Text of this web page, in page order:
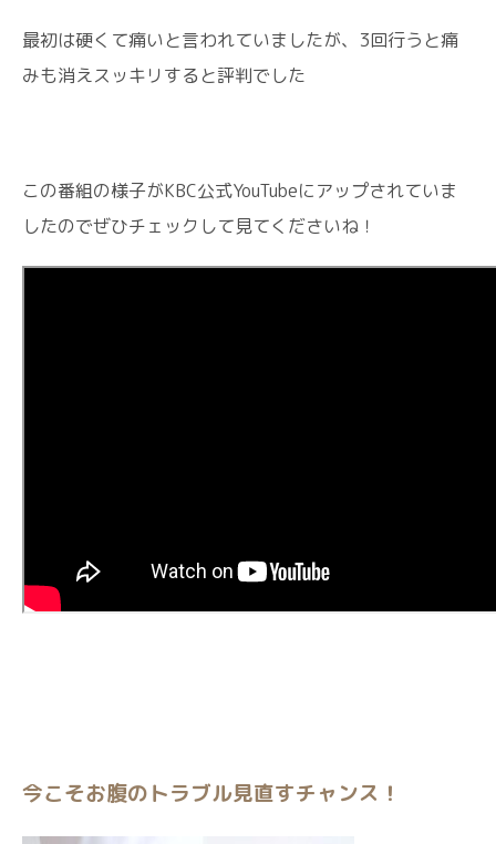
最初は硬くて痛いと言われていましたが、3回行うと痛
みも消えスッキリすると評判でした
この番組の様子がKBC公式YouTubeにアップされていま
したのでぜひチェックして見てくださいね！
今こそお腹のトラブル見直すチャンス！